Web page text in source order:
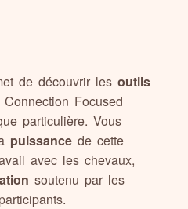
de découvrir les outils
Connection Focused
particulière. Vous
puissance de cette
avec les chevaux,
soutenu par les